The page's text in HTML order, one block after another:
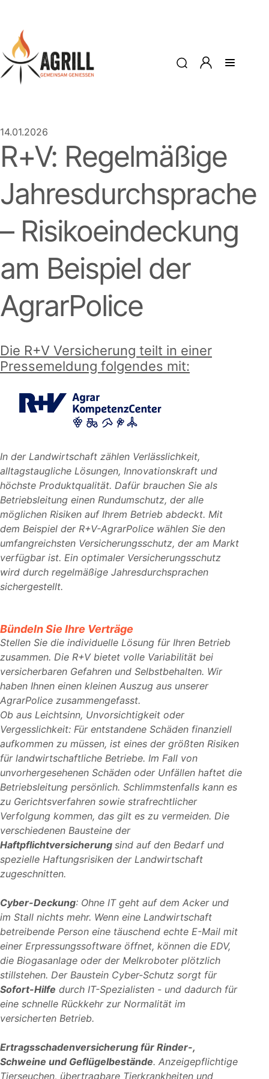
14.01.2026
R+V: Regelmäßige
Jahresdurchsprache
– Risikoeindeckung
am Beispiel der
AgrarPolice
Die R+V Versicherung teilt in einer
Pressemeldung folgendes mit:
In der Landwirtschaft zählen Verlässlichkeit,
alltagstaugliche Lösungen, Innovationskraft und
höchste Produktqualität. Dafür brauchen Sie als
Betriebsleitung einen Rundumschutz, der alle
möglichen Risiken auf Ihrem Betrieb abdeckt. Mit
dem Beispiel der R+V-AgrarPolice wählen Sie den
umfangreichsten Versicherungsschutz, der am Markt
verfügbar ist. Ein optimaler Versicherungsschutz
wird durch regelmäßige Jahresdurchsprachen
sichergestellt.
Bündeln Sie Ihre Verträge
Stellen Sie die individuelle Lösung für Ihren Betrieb
zusammen. Die R+V bietet volle Variabilität bei
versicherbaren Gefahren und Selbstbehalten. Wir
haben Ihnen einen kleinen Auszug aus unserer
AgrarPolice zusammengefasst.
Ob aus Leichtsinn, Unvorsichtigkeit oder
Vergesslichkeit: Für entstandene Schäden finanziell
aufkommen zu müssen, ist eines der größten Risiken
für landwirtschaftliche Betriebe. Im Fall von
unvorhergesehenen Schäden oder Unfällen haftet die
Betriebsleitung persönlich. Schlimmstenfalls kann es
zu Gerichtsverfahren sowie strafrechtlicher
Verfolgung kommen, das gilt es zu vermeiden. Die
verschiedenen Bausteine der
Haftpflichtversicherung sind auf den Bedarf und
spezielle Haftungsrisiken der Landwirtschaft
zugeschnitten.
Cyber-Deckung: Ohne IT geht auf dem Acker und
im Stall nichts mehr. Wenn eine Landwirtschaft
betreibende Person eine täuschend echte E-Mail mit
einer Erpressungssoftware öffnet, können die EDV,
die Biogasanlage oder der Melkroboter plötzlich
stillstehen. Der Baustein Cyber-Schutz sorgt für
Sofort-Hilfe durch IT-Spezialisten - und dadurch für
eine schnelle Rückkehr zur Normalität im
versicherten Betrieb.
Ertragsschadenversicherung für Rinder-,
Schweine und Geflügelbestände. Anzeigepflichtige
Tierseuchen, übertragbare Tierkrankheiten und